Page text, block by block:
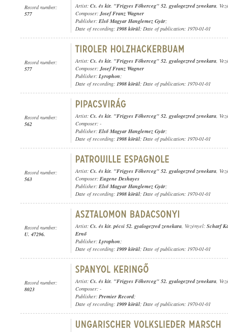
Record number:
577
Artist: Cs. és kir. "Frigyes Főherceg" 52. gyalogezred zenekara,
Composer:Josef Franz Wagner
Publisher: Első Magyar Hanglemez Gyár;
Date of recording: 1908 körül; Date of publication: 1970-01-01
Record number:
577
Artist: Cs. és kir. "Frigyes Főherceg" 52. gyalogezred zenekara,
Composer:Josef Franz Wagner
Publisher: Lyrophon;
Date of recording: 1908 körül; Date of publication: 1970-01-01
Record number:
562
Artist: Cs. és kir. "Frigyes Főherceg" 52. gyalogezred zenekara,
Composer: -
Publisher: Első Magyar Hanglemez Gyár;
Date of recording: 1908 körül; Date of publication: 1970-01-01
Record number:
563
Artist: Cs. és kir. "Frigyes Főherceg" 52. gyalogezred zenekara,
Composer: Eugene Deshayes
Publisher: Első Magyar Hanglemez Gyár;
Date of recording: 1908 körül; Date of publication: 1970-01-01
Record number:
U. 47296.
Artist: Cs. és kir. pécsi 52. gyalogezred zenekara, Vezényel: Scharf
Ernő
Publisher: Lyrophon;
Date of recording: 1909 körül; Date of publication: 1970-01-01
Record number:
8023
Artist: Cs. és kir. "Frigyes Főherceg" 52. gyalogezred zenekara,
Composer: -
Publisher: Premier Record;
Date of recording: 1909 körül; Date of publication: 1970-01-01